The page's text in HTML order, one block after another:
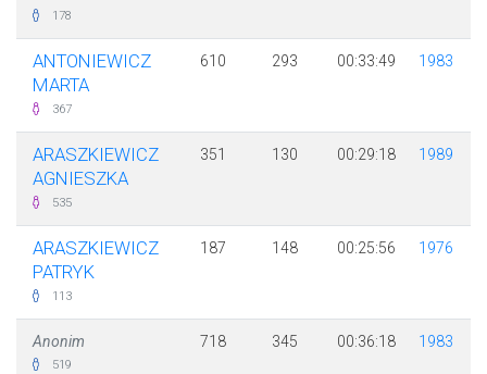
178
ANTONIEWICZ
MARTA
367
610 293 00:33:49 1983
ARASZKIEWICZ
AGNIESZKA
535
351 130 00:29:18 1989
ARASZKIEWICZ
PATRYK
113
187 148 00:25:56 1976
Anonim
519
718 345 00:36:18 1983